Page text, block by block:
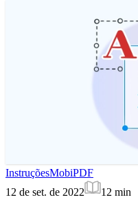
InstruçõesMobiPDF
12 de set. de 2022
12 min